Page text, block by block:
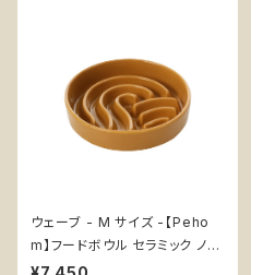
ウェーブ - M サイズ -【Peho
m】フードボウル セラミック ノン
スリップ エンリッチメント 犬 知